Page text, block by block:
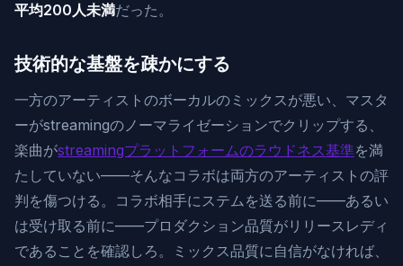
平均200人未満だった。
技術的な基盤を疎かにする
一方のアーティストのボーカルのミックスが悪い、マスタ
ーがstreamingのノーマライゼーションでクリップする、
楽曲がstreamingプラットフォームのラウドネス基準を満
たしていない——そんなコラボは両方のアーティストの評
判を傷つける。コラボ相手にステムを送る前に——あるい
は受け取る前に——プロダクション品質がリリースレディ
であることを確認しろ。ミックス品質に自信がなければ、